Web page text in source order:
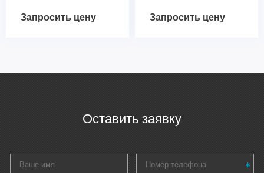
Запросить цену Запросить цену
Оставить заявку